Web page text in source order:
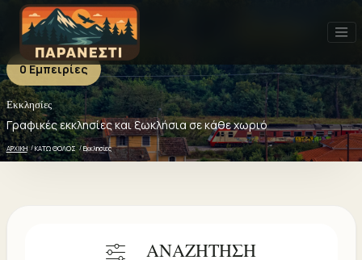
0 Εμπειρίες
Εκκλησίες
Γραφικές εκκλησίες και ξωκλήσια σε κάθε χωριό
ΑΡΧΙΚΗ ΚΑΤΩ ΘΟΛΟΣ Εκκλησίες
ΑΝΑΖΗΤΗΣΗ
Εκκλησίες - 0 ΕΜΠΕΙΡΙΕΣ
Πρόσφατα Δημοφιλή Καλύτερη αξιολόγηση